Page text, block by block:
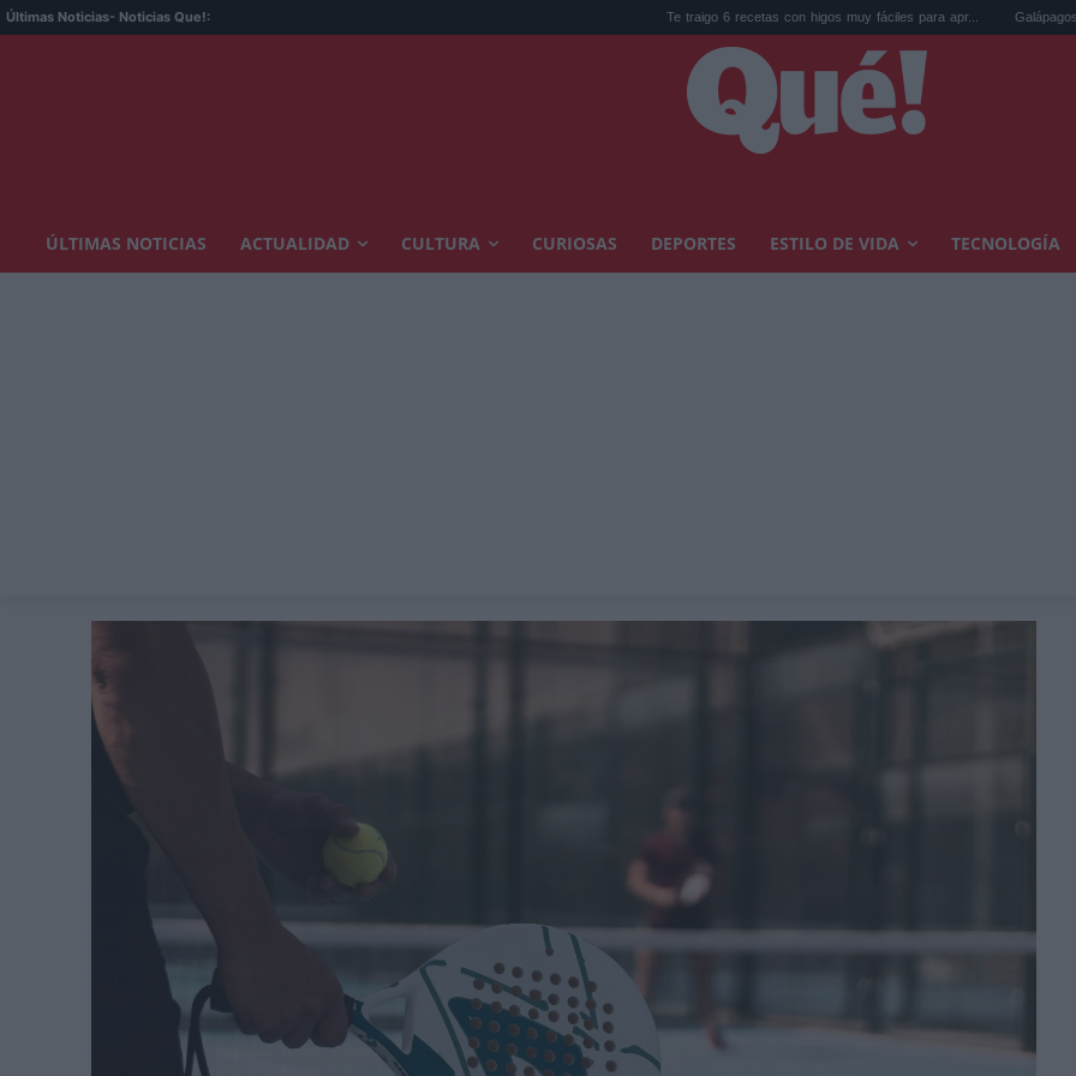
Últimas Noticias- Noticias Que!: Te traigo 6 recetas con higos muy fáciles para apr... Galápagos eliminó
ÚLTIMAS NOTICIAS ACTUALIDAD CULTURA CURIOSAS DEPORTES ESTILO DE VIDA TECNOLOGÍA